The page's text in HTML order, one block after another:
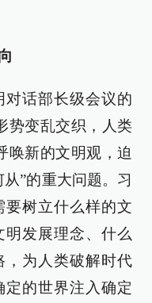
对话部长级会议的
势变乱交织，人类
唤新的文明观，迫
”的重大问题。习
要树立什么样的文
发展理念、什么
，为人类破解时代
的世界注入确定